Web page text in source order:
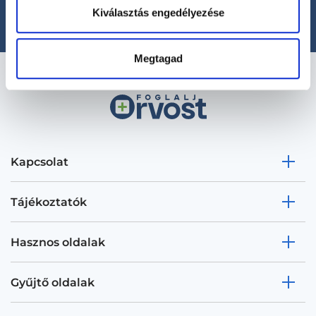
Kiválasztás engedélyezése
Megtagad
Kapcsolat
Tájékoztatók
Hasznos oldalak
Gyűjtő oldalak